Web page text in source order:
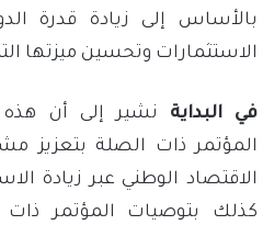
بالأساس إلى زيادة قدرة
الاستثمارات وتحسين ميزتها
في البداية نشير إلى أن هذه
المؤتمر ذات الصلة بتعزيز
الاقتصاد الوطني عبر زيادة
كذلك بتوصيات المؤتمر